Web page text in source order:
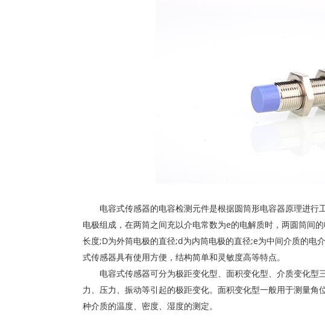
电容式传感器的电容检测元件是根据圆筒形电容器原理进行
电极组成，在两筒之间充以介电常数为e的电解质时，两圆筒间
长度;D为外筒电极的直径;d为内筒电极的直径;e为中间介质的电
式传感器具有使用方便，结构简单和灵敏度高等特点。
电容式传感器可分为极距变化型、面积变化型、介质变化型
力、压力、振动等引起的极距变化。面积变化型一般用于测量
种介质的温度、密度、湿度的测定。